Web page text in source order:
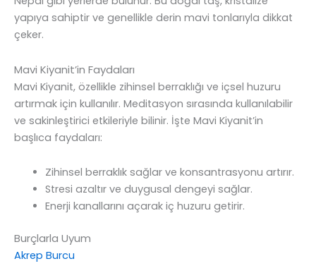
yapıya sahiptir ve genellikle derin mavi tonlarıyla dikkat
çeker.
Mavi Kiyanit’in Faydaları
Mavi Kiyanit, özellikle zihinsel berraklığı ve içsel huzuru
artırmak için kullanılır. Meditasyon sırasında kullanılabilir
ve sakinleştirici etkileriyle bilinir. İşte Mavi Kiyanit’in
başlıca faydaları:
Zihinsel berraklık sağlar ve konsantrasyonu artırır.
Stresi azaltır ve duygusal dengeyi sağlar.
Enerji kanallarını açarak iç huzuru getirir.
Burçlarla Uyum
Akrep Burcu